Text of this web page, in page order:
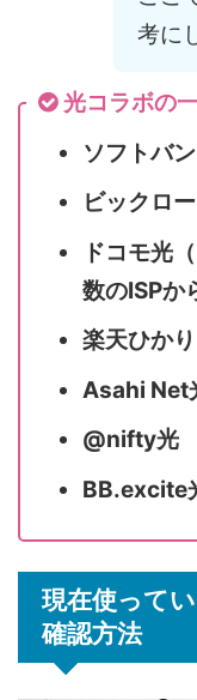
考に
光コラボの
ソフトバ
ビックロ
ドコモ光
数のISPか
楽天ひかり
Asahi Net
@nifty光
BB.excite
現在使って
確認方法